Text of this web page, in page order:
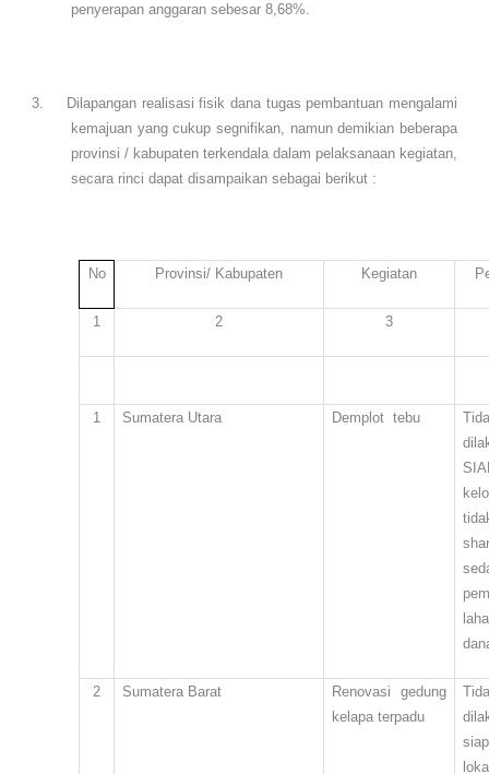
penyerapan anggaran sebesar 8,68%.
3.
Dilapangan realisasi fisik dana tugas pembantuan mengalami
kemajuan yang cukup segnifikan, namun demikian beberapa
provinsi / kabupaten terkendala dalam pelaksanaan kegiatan,
secara rinci dapat disampaikan sebagai berikut :
No Provinsi/ Kabupaten Kegiatan
1 2 3
1 Sumatera Utara Demplot tebu
2 Sumatera Barat
Renovasi gedung
kelapa terpadu